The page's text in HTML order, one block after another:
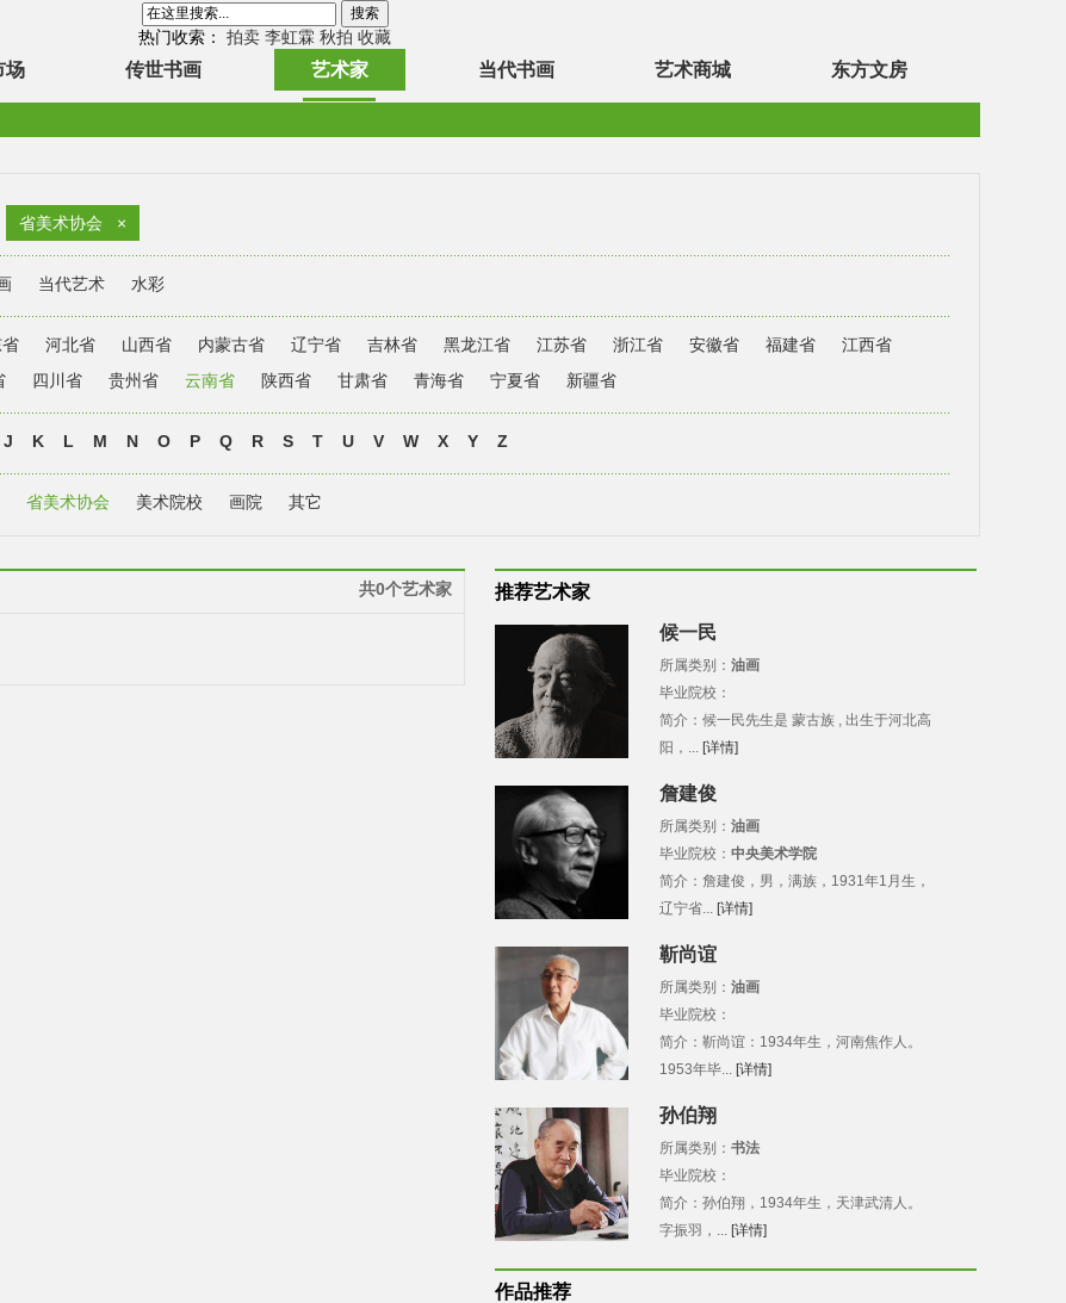
热门收索： 拍卖 李虹霖 秋拍 收藏
场 传世书画 艺术家 当代书画 艺术商城 东方文房
省美术协会 ×
当代艺术 水彩
河北省 山西省 内蒙古省 辽宁省 吉林省 黑龙江省 江苏省 浙江省 安徽省 福建省
江西省
四川省 贵州省 云南省 陕西省 甘肃省 青海省 宁夏省 新疆省
J K L M N O P Q R S T U V W X Y Z
省美术协会 美术院校 画院 其它
共0个艺术家 推荐艺术家
候一民
所属类别： 油画
毕业院校：
简介：候一民先生是 蒙古族 , 出生于河北高
阳，... [详情]
詹建俊
所属类别： 油画
毕业院校： 中央美术学院
简介：詹建俊，男，满族，1931年1月生，
辽宁省... [详情]
靳尚谊
所属类别： 油画
毕业院校：
简介：靳尚谊：1934年生，河南焦作人。
1953年毕... [详情]
孙伯翔
所属类别： 书法
毕业院校：
简介：孙伯翔，1934年生，天津武清人。
字振羽，... [详情]
作品推荐